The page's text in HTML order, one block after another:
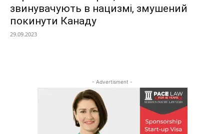
звинувачують в нацизмі, змушений
покинути Канаду
29.09.2023
- Advertisment -